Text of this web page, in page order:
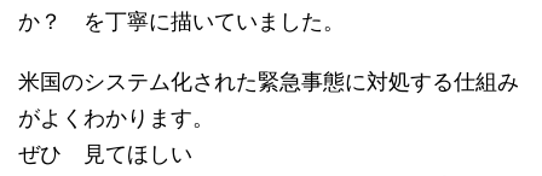
か？ を丁寧に描いていました。
米国のシステム化された緊急事態に対処する仕組み
がよくわかります。
ぜひ 見てほしい